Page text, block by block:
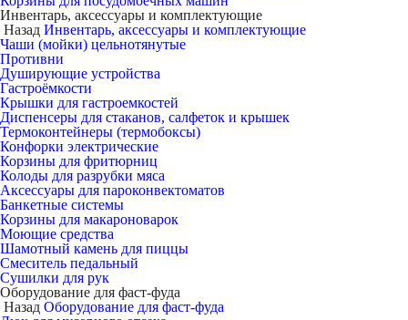
Инвентарь, аксессуары и комплектующие
Назад Инвентарь, аксессуары и комплектующие
Чаши (мойки) цельнотянутые
Противни
Душирующие устройства
Гастроёмкости
Крышки для гастроемкостей
Диспенсеры для стаканов, салфеток и крышек
Термоконтейнеры (термобоксы)
Конфорки электрические
Корзины для фритюрниц
Колоды для разрубки мяса
Аксессуары для пароконвектоматов
Банкетные системы
Корзины для макароноварок
Моющие средства
Шамотный камень для пиццы
Смеситель педальный
Сушилки для рук
Оборудование для фаст-фуда
Назад Оборудование для фаст-фуда